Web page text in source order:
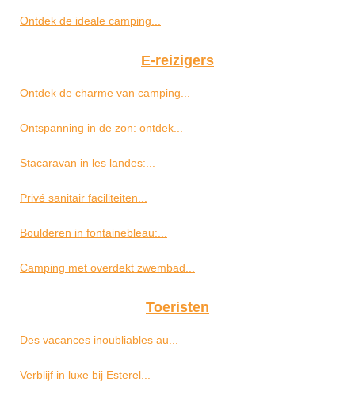
Ontdek de ideale camping...
E-reizigers
Ontdek de charme van camping...
Ontspanning in de zon: ontdek...
Stacaravan in les landes:...
Privé sanitair faciliteiten...
Boulderen in fontainebleau:...
Camping met overdekt zwembad...
Toeristen
Des vacances inoubliables au...
Verblijf in luxe bij Esterel...